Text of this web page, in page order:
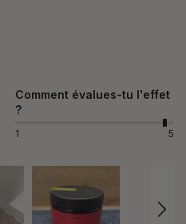
Comment évalues-tu l'effet
?
1 5